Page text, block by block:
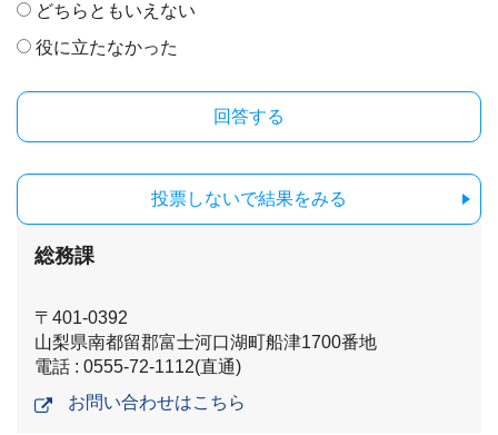
どちらともいえない
役に立たなかった
投票しないで結果をみる
総務課
〒401-0392
山梨県南都留郡富士河口湖町船津1700番地
電話 : 0555-72-1112(直通)
お問い合わせはこちら